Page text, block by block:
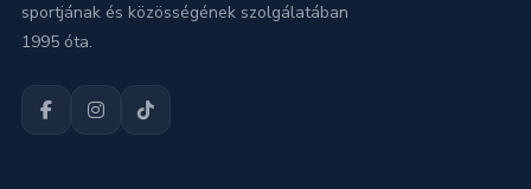
sportjának és közösségének szolgálatában
1995 óta.